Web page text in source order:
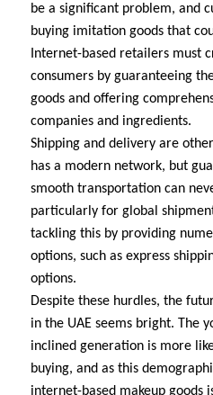
be a significant problem, and
buying imitation goods that
Internet-based retailers must
consumers by guaranteeing
goods and offering
companies and ingredients.
Shipping and delivery are
has a modern network, but
smooth transportation can
particularly for global
tackling this by providing
options, such as express
options.
Despite these hurdles, the
in the UAE seems bright. The
inclined generation is more
buying, and as this
internet-based makeup goods